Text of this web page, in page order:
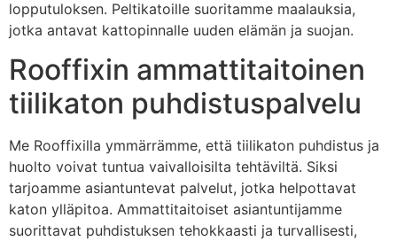
lopputuloksen. Peltikatoille suoritamme maalauksia,
jotka antavat kattopinnalle uuden elämän ja suojan.
Rooffixin ammattitaitoinen
tiilikaton puhdistuspalvelu
Me Rooffixilla ymmärrämme, että tiilikaton puhdistus ja
huolto voivat tuntua vaivalloisilta tehtäviltä. Siksi
tarjoamme asiantuntevat palvelut, jotka helpottavat
katon ylläpitoa. Ammattitaitoiset asiantuntijamme
suorittavat puhdistuksen tehokkaasti ja turvallisesti,